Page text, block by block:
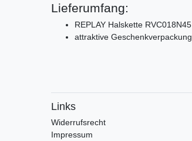
Lieferumfang:
REPLAY Halskette RVC018N45
attraktive Geschenkverpackung
Links
Widerrufs­recht
Impressum